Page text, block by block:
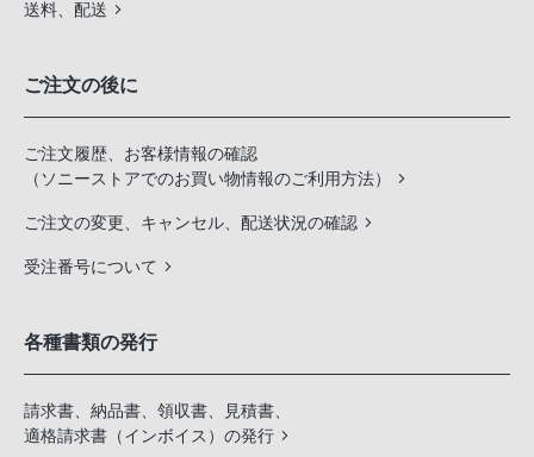
送料、配送
ご注文の後に
ご注文履歴、お客様情報の確認
（ソニーストアでのお買い物情報のご利用方法）
ご注文の変更、キャンセル、配送状況の確認
受注番号について
各種書類の発行
請求書、納品書、領収書、見積書、
適格請求書（インボイス）の発行